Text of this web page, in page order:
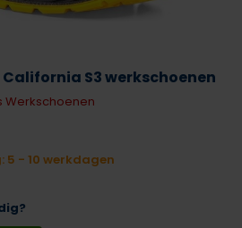
S3 werkschoenen
Werkschoenen
5 - 10 werkdagen